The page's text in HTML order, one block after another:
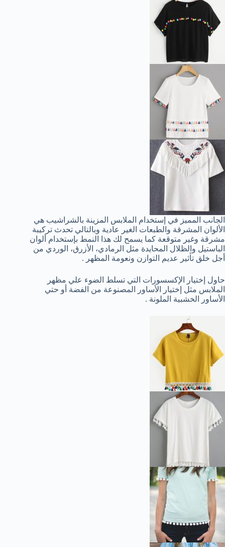
الجانب المميز في إستخدام الملابس المزينة بالشراشيب هي
الألوان المشرقة والطبعات الغير عادية وبالتالي تحدث تركيبة
مشرقة وغير متوقعة كما يسمح لك هذا النمط بإستخدام ألوان
الباستيل والظلال المحايدة مثل الرمادي، الأزرق، الوردي من
أجل خلق تأثير عديم التوازن ونعومة المظهر .
حاول إختيار الإكسسورات التي تسلط الضوء علي مظهر
الملابس مثل إختيار الأساور المصنوعة من الفضة أو حتي
الأساور الخشبية الملونة .